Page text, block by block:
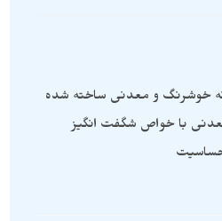
خوشرنگ و معدنی ساخته شده
با خواص شگفت انگیز